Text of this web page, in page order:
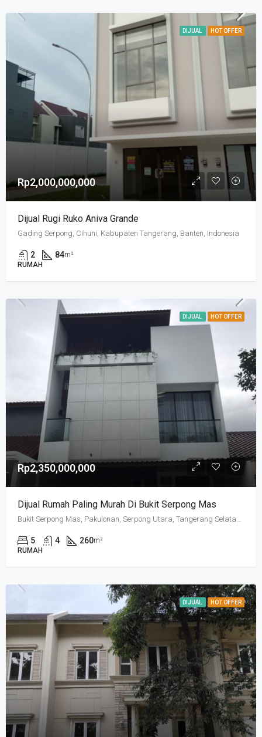
DIJUAL HOT OFFER
Rp2,000,000,000
Dijual Rugi Ruko Aniva Grande
Gading Serpong, Cihuni, Kabupaten Tangerang, Banten, Indonesia
2 84m²
RUMAH
DIJUAL HOT OFFER
Rp2,350,000,000
Dijual Rumah Paling Murah Di Bukit Serpong Mas
Bukit Serpong Mas, Pakulonan, Serpong Utara, Tangerang Selatan, Banten, Indonesia
5 4 260m²
RUMAH
DIJUAL HOT OFFER